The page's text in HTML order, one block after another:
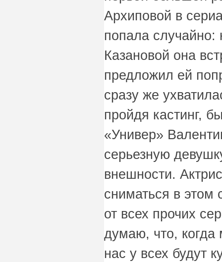
Архиповой в
попала случайно:
Казановой она
предложил ей
сразу же
пройдя кастинг,
«Универ»
серьезную
внешности.
сниматься в этом
от всех прочих
думаю, что, когда
нас у всех будут